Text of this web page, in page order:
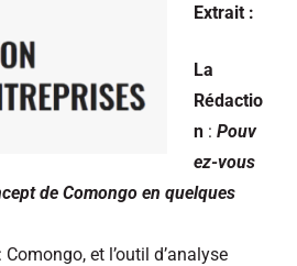
Extrait :
La
Rédactio
n : Pouv
ez-vous
de Comongo en quelques
: Comongo, et l’outil d’analyse